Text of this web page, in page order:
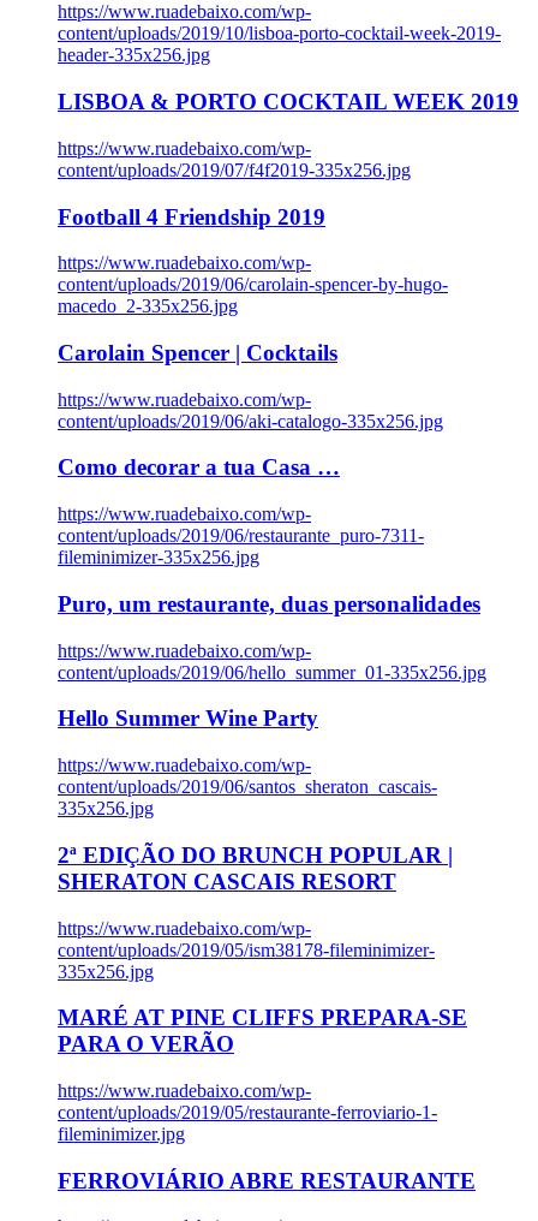
https://www.ruadebaixo.com/wp-
content/uploads/2019/10/lisboa-porto-cocktail-week-2019-
header-335x256.jpg
LISBOA & PORTO COCKTAIL WEEK 2019
https://www.ruadebaixo.com/wp-
content/uploads/2019/07/f4f2019-335x256.jpg
Football 4 Friendship 2019
https://www.ruadebaixo.com/wp-
content/uploads/2019/06/carolain-spencer-by-hugo-
macedo_2-335x256.jpg
Carolain Spencer | Cocktails
https://www.ruadebaixo.com/wp-
content/uploads/2019/06/aki-catalogo-335x256.jpg
Como decorar a tua Casa …
https://www.ruadebaixo.com/wp-
content/uploads/2019/06/restaurante_puro-7311-
fileminimizer-335x256.jpg
Puro, um restaurante, duas personalidades
https://www.ruadebaixo.com/wp-
content/uploads/2019/06/hello_summer_01-335x256.jpg
Hello Summer Wine Party
https://www.ruadebaixo.com/wp-
content/uploads/2019/06/santos_sheraton_cascais-
335x256.jpg
2ª EDIÇÃO DO BRUNCH POPULAR |
SHERATON CASCAIS RESORT
https://www.ruadebaixo.com/wp-
content/uploads/2019/05/ism38178-fileminimizer-
335x256.jpg
MARÉ AT PINE CLIFFS PREPARA-SE
PARA O VERÃO
https://www.ruadebaixo.com/wp-
content/uploads/2019/05/restaurante-ferroviario-1-
fileminimizer.jpg
FERROVIÁRIO ABRE RESTAURANTE